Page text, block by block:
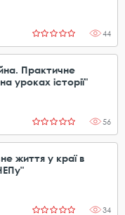
44
Практичне
уроках історії"
56
життя у краї в
34